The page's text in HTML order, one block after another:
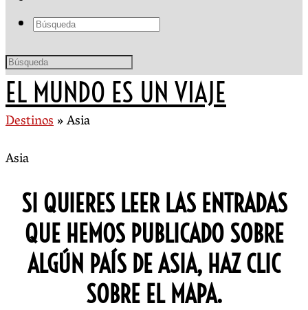
EL MUNDO ES UN VIAJE
Destinos»Asia
Asia
SI QUIERES LEER LAS ENTRADAS
QUE HEMOS PUBLICADO SOBRE
ALGÚN PAÍS DE ASIA, HAZ CLIC
SOBRE EL MAPA.